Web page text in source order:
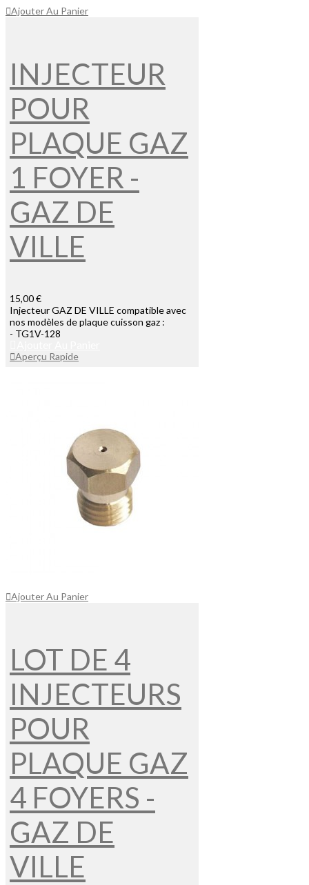
Ajouter Au Panier
INJECTEUR
POUR
PLAQUE GAZ
1 FOYER -
GAZ DE
VILLE
15,00 €
Injecteur GAZ DE VILLE compatible avec
nos modèles de plaque cuisson gaz :
- TG1V-128
Aperçu Rapide
Ajouter Au Panier
LOT DE 4
INJECTEURS
POUR
PLAQUE GAZ
4 FOYERS -
GAZ DE
VILLE